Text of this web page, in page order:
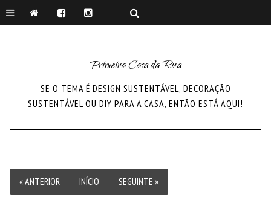
Primeira Casa da Rua
SE O TEMA É DESIGN SUSTENTÁVEL, DECORAÇÃO
SUSTENTÁVEL OU DIY PARA A CASA, ENTÃO ESTÁ AQUI!
« ANTERIOR INÍCIO SEGUINTE »